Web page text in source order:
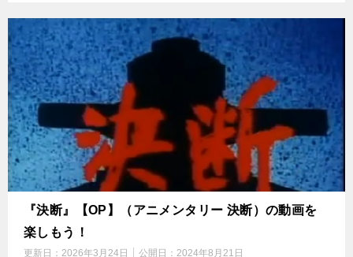
『決断』【OP】（アニメンタリー 決断）の動画を
楽しもう！
更新日： 2026年3月24日 公開日： 2024年8月21日